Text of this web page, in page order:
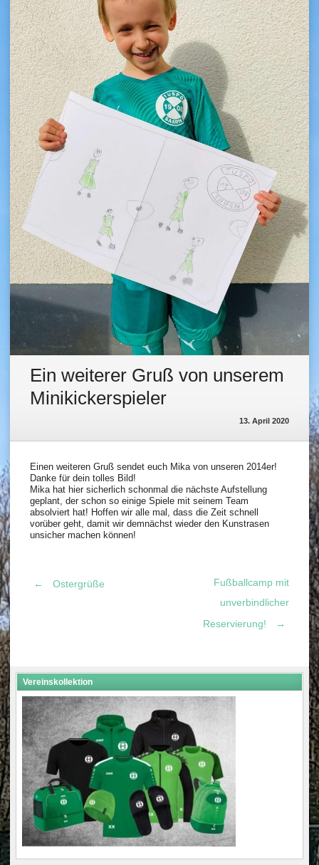
Ein weiterer Gruß von unserem
Minikickerspieler
13. April 2020
Einen weiteren Gruß sendet euch Mika von unseren 2014er!
Danke für dein tolles Bild!
Mika hat hier sicherlich schonmal die nächste Aufstellung
geplant, der schon so einige Spiele mit seinem Team
absolviert hat! Hoffen wir alle mal, dass die Zeit schnell
vorüber geht, damit wir demnächst wieder den Kunstrasen
unsicher machen können!
Post
← Ostergrüße
Fußballcamp mit
unverbindlicher
Reservierung!
→
Vereinskollektion